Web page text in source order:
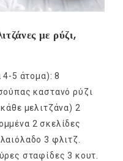
με ρύζι,
4-5 άτομα): 8
καστανό ρύζι
μελιτζάνα) 2
2 σκελίδες
3 φλιτζ.
σταφίδες 3 κουτ.